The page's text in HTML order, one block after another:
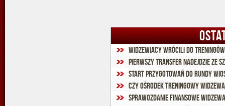
Widzewiacy wrócili do
Pierwszy transfer nadejdzie ze
Start przygotowań do rundy
Czy ośrodek treningowy
Sprawozdanie finansowe